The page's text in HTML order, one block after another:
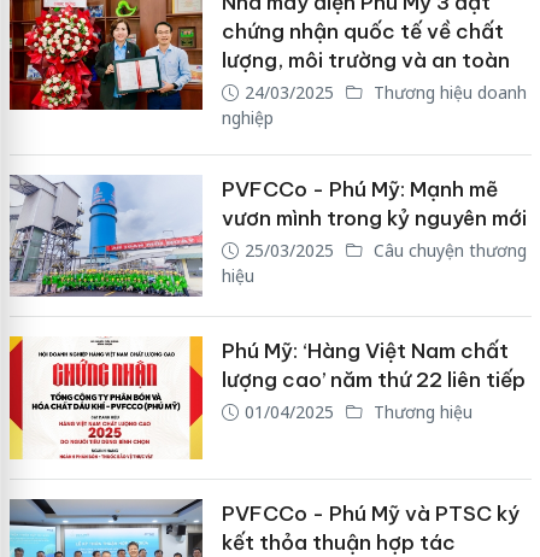
chứng nhận quốc tế về chất
lượng, môi trường và an toàn
24/03/2025
Thương hiệu doanh
nghiệp
PVFCCo - Phú Mỹ: Mạnh mẽ
vươn mình trong kỷ nguyên mới
25/03/2025
Câu chuyện thương
hiệu
Phú Mỹ: ‘Hàng Việt Nam chất
lượng cao’ năm thứ 22 liên tiếp
01/04/2025 Thương hiệu
PVFCCo - Phú Mỹ và PTSC ký
kết thỏa thuận hợp tác